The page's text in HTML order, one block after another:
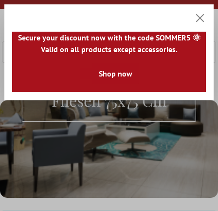
springen
Fliesen 75x75 Cm
Secure your discount now with the code SOMMER5 🌞
Valid on all products except accessories.
Shop now